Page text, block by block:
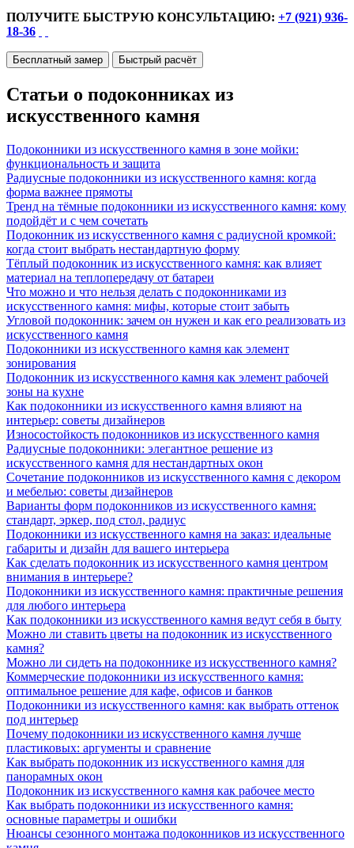
ПОЛУЧИТЕ БЫСТРУЮ КОНСУЛЬТАЦИЮ: +7 (921) 936-
18-36
Бесплатный замер Быстрый расчёт
Статьи о подоконниках из
искусственного камня
Подоконники из искусственного камня в зоне мойки:
функциональность и защита
Радиусные подоконники из искусственного камня: когда
форма важнее прямоты
Тренд на тёмные подоконники из искусственного камня: кому
подойдёт и с чем сочетать
Подоконник из искусственного камня с радиусной кромкой:
когда стоит выбрать нестандартную форму
Тёплый подоконник из искусственного камня: как влияет
материал на теплопередачу от батареи
Что можно и что нельзя делать с подоконниками из
искусственного камня: мифы, которые стоит забыть
Угловой подоконник: зачем он нужен и как его реализовать из
искусственного камня
Подоконники из искусственного камня как элемент
зонирования
Подоконник из искусственного камня как элемент рабочей
зоны на кухне
Как подоконники из искусственного камня влияют на
интерьер: советы дизайнеров
Износостойкость подоконников из искусственного камня
Радиусные подоконники: элегантное решение из
искусственного камня для нестандартных окон
Сочетание подоконников из искусственного камня с декором
и мебелью: советы дизайнеров
Варианты форм подоконников из искусственного камня:
стандарт, эркер, под стол, радиус
Подоконники из искусственного камня на заказ: идеальные
габариты и дизайн для вашего интерьера
Как сделать подоконник из искусственного камня центром
внимания в интерьере?
Подоконники из искусственного камня: практичные решения
для любого интерьера
Как подоконники из искусственного камня ведут себя в быту
Можно ли ставить цветы на подоконник из искусственного
камня?
Можно ли сидеть на подоконнике из искусственного камня?
Коммерческие подоконники из искусственного камня:
оптимальное решение для кафе, офисов и банков
Подоконники из искусственного камня: как выбрать оттенок
под интерьер
Почему подоконники из искусственного камня лучше
пластиковых: аргументы и сравнение
Как выбрать подоконник из искусственного камня для
панорамных окон
Подоконник из искусственного камня как рабочее место
Как выбрать подоконники из искусственного камня:
основные параметры и ошибки
Нюансы сезонного монтажа подоконников из искусственного